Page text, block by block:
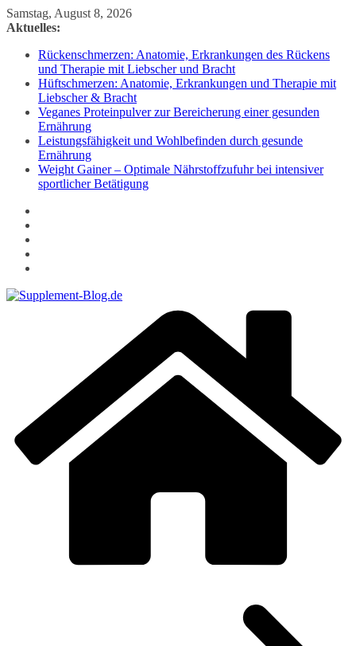
Zum
Inhalt
Samstag, August 8, 2026
Aktuelles:
Rückenschmerzen: Anatomie, Erkrankungen des Rückens
und Therapie mit Liebscher und Bracht
Hüftschmerzen: Anatomie, Erkrankungen und Therapie mit
Liebscher & Bracht
Veganes Proteinpulver zur Bereicherung einer gesunden
Ernährung
Leistungsfähigkeit und Wohlbefinden durch gesunde
Ernährung
Weight Gainer – Optimale Nährstoffzufuhr bei intensiver
sportlicher Betätigung